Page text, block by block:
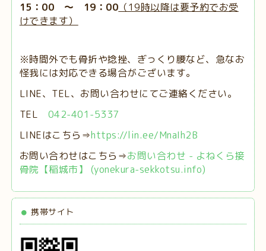
15：00 ～ 19：00 （19時以降は要予約でお受
けできます）
※時間外でも骨折や捻挫、ぎっくり腰など、急なお
怪我には対応できる場合がございます。
LINE、TEL、お問い合わせにてご連絡ください。
TEL 042-401-5337
LINEはこちら⇒https://lin.ee/MnaIh2B
お問い合わせはこちら⇒お問い合わせ - よねくら接
骨院【稲城市】 (yonekura-sekkotsu.info)
携帯サイト